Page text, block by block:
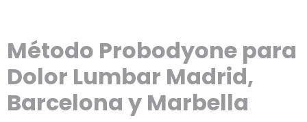
Método Probodyone para
Dolor Lumbar Madrid,
Barcelona y Marbella